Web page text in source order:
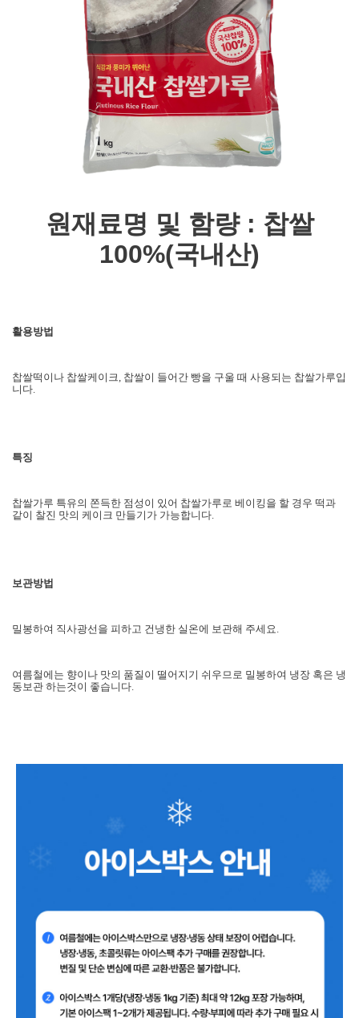
원재료명 및 함량 : 찹쌀
100%(국내산)
활용방법
찹쌀떡이나 찹쌀케이크, 찹쌀이 들어간 빵을 구울 때 사용되는 찹쌀가루입
니다.
특징
찹쌀가루 특유의 쫀득한 점성이 있어 찹쌀가루로 베이킹을 할 경우 떡과
같이 찰진 맛의 케이크 만들기가 가능합니다.
보관방법
밀봉하여 직사광선을 피하고 건냉한 실온에 보관해 주세요.
여름철에는 향이나 맛의 품질이 떨어지기 쉬우므로 밀봉하여 냉장 혹은 냉
동보관 하는것이 좋습니다.